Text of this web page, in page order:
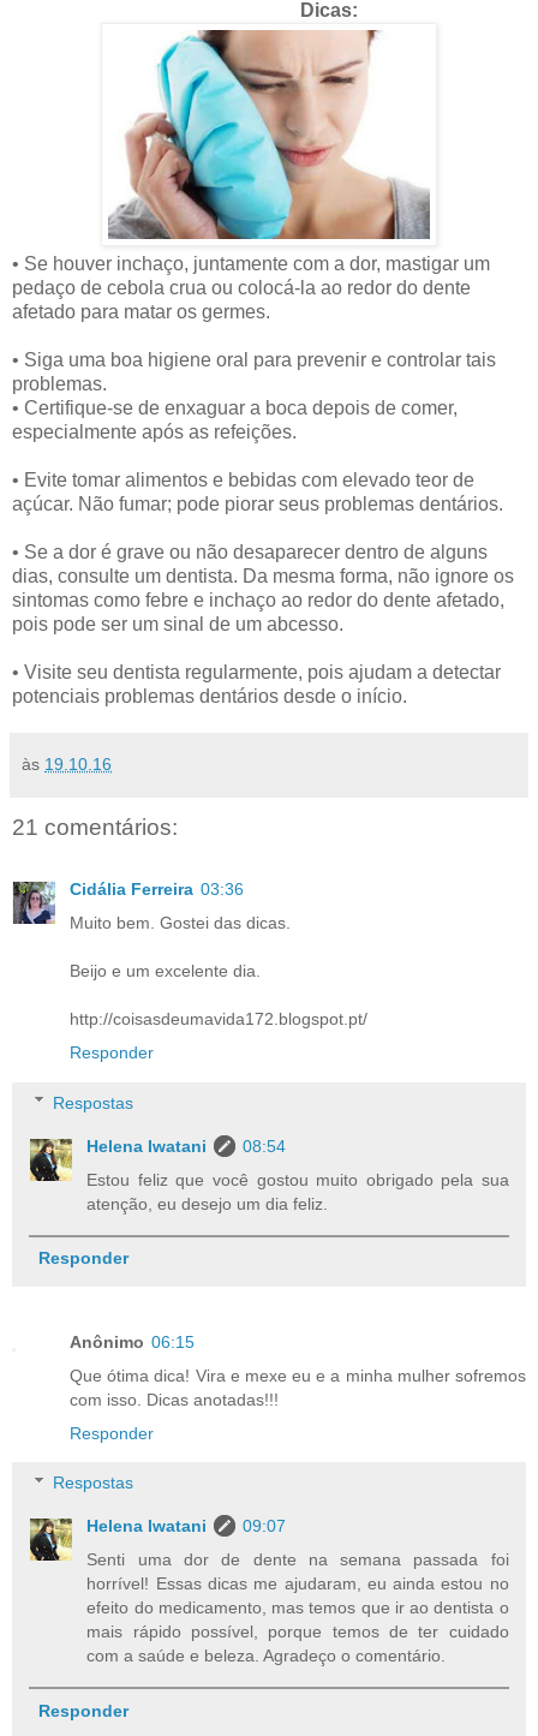
Dicas:
• Se houver inchaço, juntamente com a dor, mastigar um
pedaço de cebola crua ou colocá-la ao redor do dente
afetado para matar os germes.
• Siga uma boa higiene oral para prevenir e controlar tais
problemas.
• Certifique-se de enxaguar a boca depois de comer,
especialmente após as refeições.
• Evite tomar alimentos e bebidas com elevado teor de
açúcar. Não fumar; pode piorar seus problemas dentários.
• Se a dor é grave ou não desaparecer dentro de alguns
dias, consulte um dentista. Da mesma forma, não ignore os
sintomas como febre e inchaço ao redor do dente afetado,
pois pode ser um sinal de um abcesso.
• Visite seu dentista regularmente, pois ajudam a detectar
potenciais problemas dentários desde o início.
às 19.10.16
21 comentários:
Cidália Ferreira 03:36
Muito bem. Gostei das dicas.
Beijo e um excelente dia.
http://coisasdeumavida172.blogspot.pt/
Responder
Respostas
Helena Iwatani
08:54
Estou feliz que você gostou muito obrigado pela sua
atenção, eu desejo um dia feliz.
Responder
Anônimo 06:15
Que ótima dica! Vira e mexe eu e a minha mulher sofremos
com isso. Dicas anotadas!!!
Responder
Respostas
Helena Iwatani
09:07
Senti uma dor de dente na semana passada foi
horrível! Essas dicas me ajudaram, eu ainda estou no
efeito do medicamento, mas temos que ir ao dentista o
mais rápido possível, porque temos de ter cuidado
com a saúde e beleza. Agradeço o comentário.
Responder